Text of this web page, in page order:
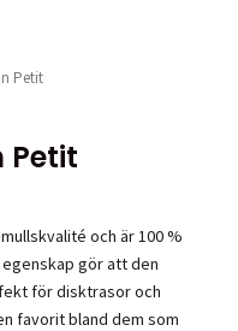
Petit
Petit
kr
kr
och är 100 %
gör att den
för disktrasor och
favorit bland dem som